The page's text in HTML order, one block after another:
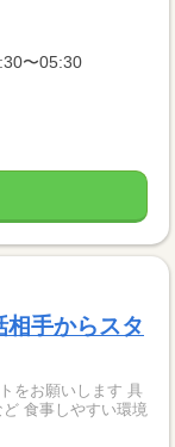
〜05:30
相手からスタ
をお願いします 具
食事しやすい環境